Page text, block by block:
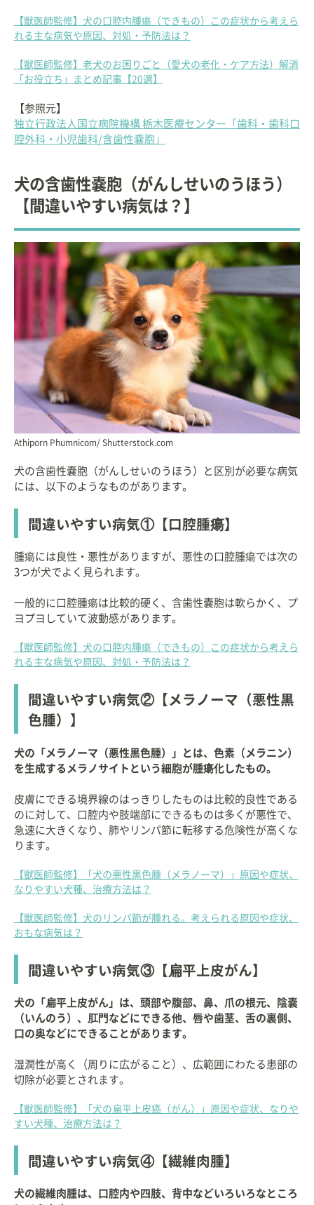
【獣医師監修】犬の口腔内腫瘍（できもの）この症状から考えら
れる主な病気や原因、対処・予防法は？
【獣医師監修】老犬のお困りごと（愛犬の老化・ケア方法）解消
「お役立ち」まとめ記事【20選】
【参照元】
独立行政法人国立病院機構 栃木医療センター「歯科・歯科口
腔外科・小児歯科/含歯性嚢胞」
犬の含歯性嚢胞（がんしせいのうほう）
【間違いやすい病気は？】
Athiporn Phumnicom/ Shutterstock.com
犬の含歯性嚢胞（がんしせいのうほう）と区別が必要な病気
には、以下のようなものがあります。
間違いやすい病気①【口腔腫瘍】
腫瘍には良性・悪性がありますが、悪性の口腔腫瘍では次の
3つが犬でよく見られます。
一般的に口腔腫瘍は比較的硬く、含歯性嚢胞は軟らかく、プ
ヨプヨしていて波動感があります。
【獣医師監修】犬の口腔内腫瘍（できもの）この症状から考えら
れる主な病気や原因、対処・予防法は？
間違いやすい病気②【メラノーマ（悪性黒
色腫）】
犬の「メラノーマ（悪性黒色腫）」とは、色素（メラニン）
を生成するメラノサイトという細胞が腫瘍化したもの。
皮膚にできる境界線のはっきりしたものは比較的良性である
のに対して、口腔内や肢端部にできるものは多くが悪性で、
急速に大きくなり、肺やリンパ節に転移する危険性が高くな
ります。
【獣医師監修】「犬の悪性黒色腫（メラノーマ）」原因や症状、
なりやすい犬種、治療方法は？
【獣医師監修】犬のリンパ節が腫れる。考えられる原因や症状、
おもな病気は？
間違いやすい病気③【扁平上皮がん】
犬の「扁平上皮がん」は、頭部や腹部、鼻、爪の根元、陰嚢
（いんのう）、肛門などにできる他、唇や歯茎、舌の裏側、
口の奥などにできることがあります。
湿潤性が高く（周りに広がること）、広範囲にわたる患部の
切除が必要とされます。
【獣医師監修】「犬の扁平上皮癌（がん）」原因や症状、なりや
すい犬種、治療方法は？
間違いやすい病気④【繊維肉腫】
犬の繊維肉腫は、口腔内や四肢、背中などいろいろなところ